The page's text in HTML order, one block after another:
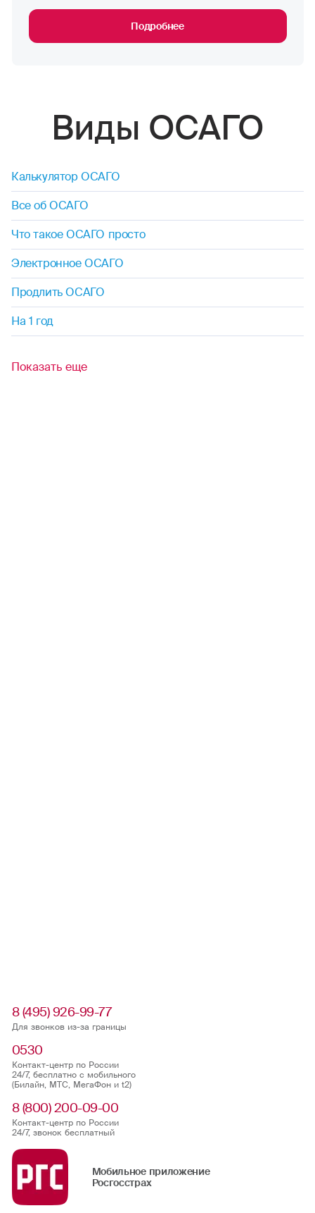
Подробнее
Виды ОСАГО
Калькулятор ОСАГО
Все об ОСАГО
Что такое ОСАГО просто
Электронное ОСАГО
Продлить ОСАГО
На 1 год
Показать еще
8 (495) 926-99-77
Для звонков из-за границы
0530
Контакт-центр по России
24/7, бесплатно с мобильного
(Билайн, МТС, МегаФон и t2)
8 (800) 200-09-00
Контакт-центр по России
24/7, звонок бесплатный
Мобильное приложение
Росгосстрах